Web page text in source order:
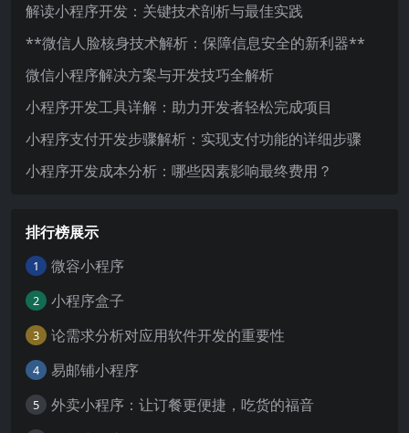
解读小程序开发：关键技术剖析与最佳实践
**微信人脸核身技术解析：保障信息安全的新利器**
微信小程序解决方案与开发技巧全解析
小程序开发工具详解：助力开发者轻松完成项目
小程序支付开发步骤解析：实现支付功能的详细步骤
小程序开发成本分析：哪些因素影响最终费用？
排行榜展示
1 微容小程序
2 小程序盒子
3 论需求分析对应用软件开发的重要性
4 易邮铺小程序
5 外卖小程序：让订餐更便捷，吃货的福音